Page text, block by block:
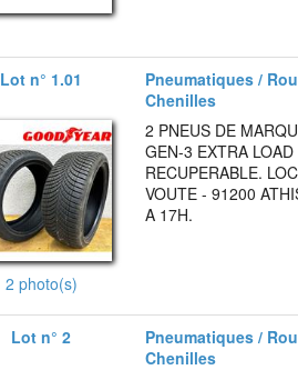
Lot n° 1.01
Pneumatiques /
Chenilles
2 photo(s)
2 PNEUS DE
GEN-3 EXTRA
RECUPERABLE.
VOUTE - 91200
A 17H.
Lot n° 2
Pneumatiques /
Chenilles